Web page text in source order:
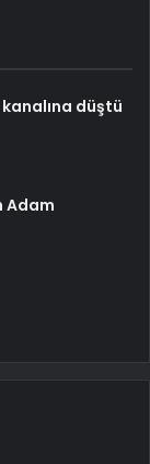
düştü
Adam